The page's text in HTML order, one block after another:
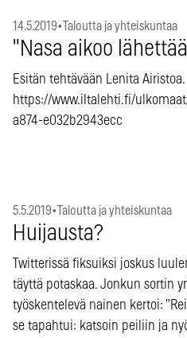
14.5.2019• Taloutta ja yhteiskuntaa
"Nasa aikoo
Esitän tehtävään Lenita Airistoa.
https://www.iltalehti.fi/
a874-e032b2943ecc
5.5.2019• Taloutta ja yhteiskuntaa
Huijausta?
Twitterissä fiksuiksi joskus
täyttä potaskaa. Jonkun sortin
työskentelevä nainen kertoi:
se tapahtui: katsoin peiliin ja